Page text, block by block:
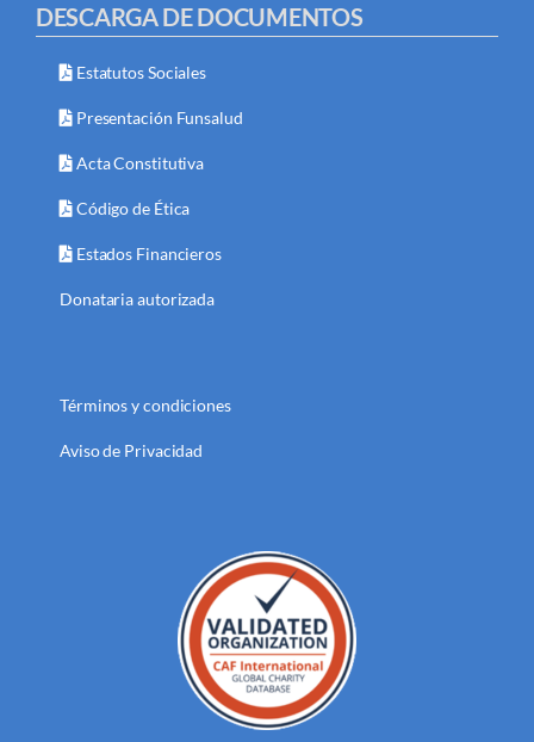
DESCARGA DE DOCUMENTOS
Estatutos Sociales
Presentación Funsalud
Acta Constitutiva
Código de Ética
Estados Financieros
Donataria autorizada
Términos y condiciones
Aviso de Privacidad